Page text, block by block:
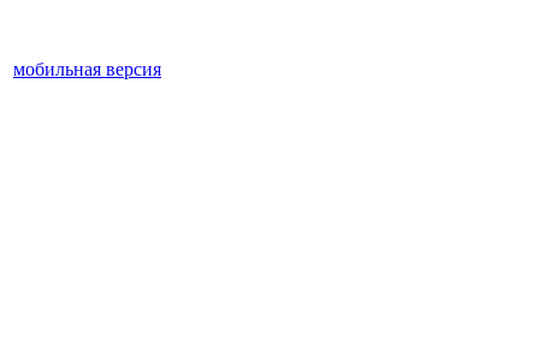
мобильная версия